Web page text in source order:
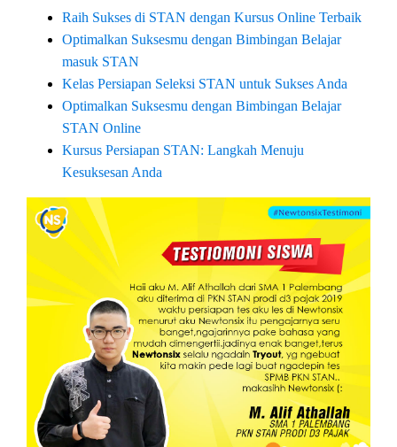
Raih Sukses di STAN dengan Kursus Online Terbaik
Optimalkan Suksesmu dengan Bimbingan Belajar
masuk STAN
Kelas Persiapan Seleksi STAN untuk Sukses Anda
Optimalkan Suksesmu dengan Bimbingan Belajar
STAN Online
Kursus Persiapan STAN: Langkah Menuju
Kesuksesan Anda